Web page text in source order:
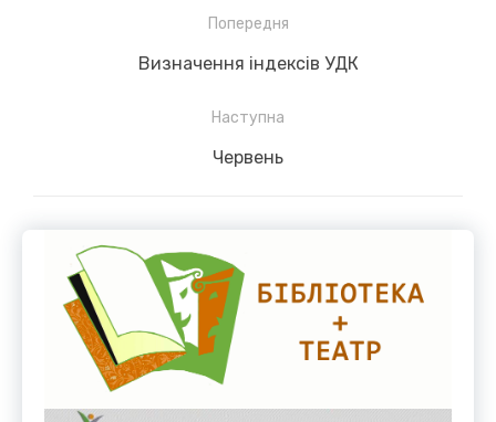
Попередня
Previous
Визначення індексів УДК
Наступна
Next
Червень